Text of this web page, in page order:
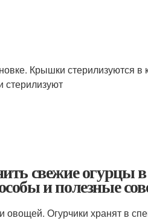
Крышки стерилизуются в
свежие огурцы в
и полезные
Огурчики хранят в